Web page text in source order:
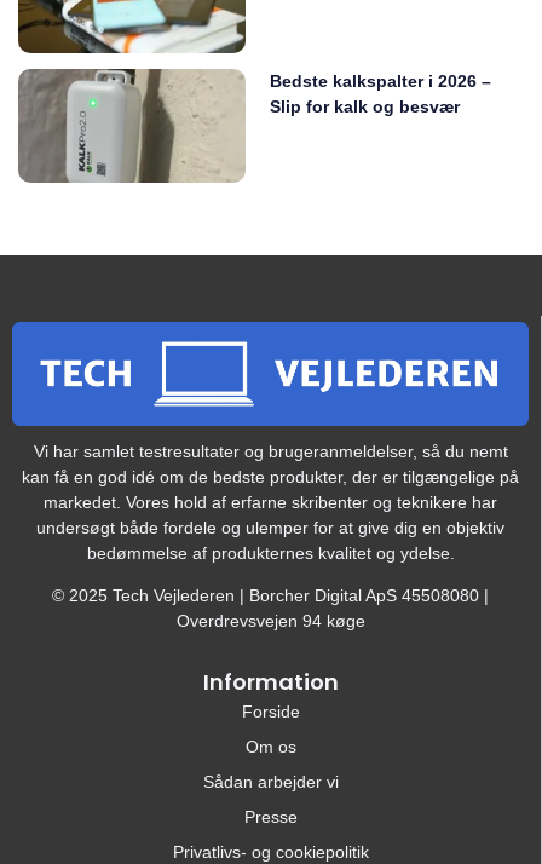
Bedste kalkspalter i 2026 –
Slip for kalk og besvær
Vi har samlet testresultater og brugeranmeldelser, så du nemt
kan få en god idé om de bedste produkter, der er tilgængelige på
markedet. Vores hold af erfarne skribenter og teknikere har
undersøgt både fordele og ulemper for at give dig en objektiv
bedømmelse af produkternes kvalitet og ydelse.
© 2025 Tech Vejlederen | Borcher Digital ApS 45508080 |
Overdrevsvejen 94 køge
Information
Forside
Om os
Sådan arbejder vi
Presse
Privatlivs- og cookiepolitik